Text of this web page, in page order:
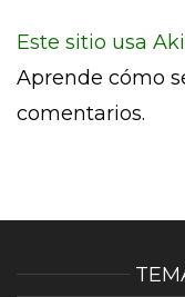
Este sitio usa
Aprende cómo
comentarios.